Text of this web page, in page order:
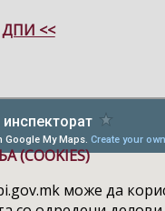
<<
може да